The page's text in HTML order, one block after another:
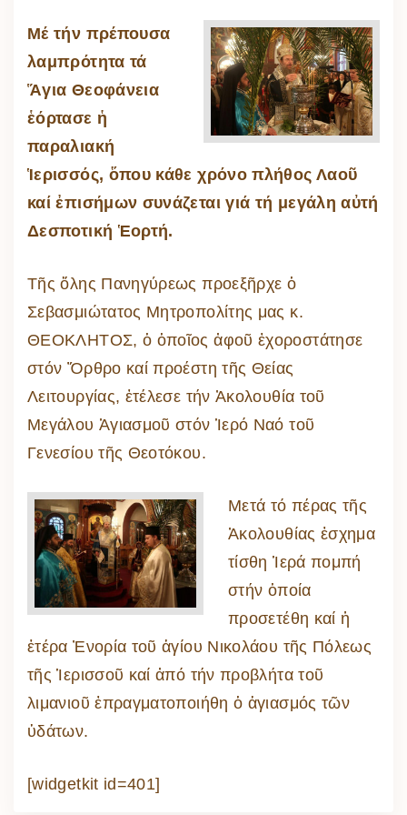
Μέ τήν πρέπουσα
λαμπρότητα τά
Ἅγια Θεοφάνεια
ἑόρτασε ἡ
παραλιακή
Ἱερισσός, ὅπου κάθε χρόνο πλήθος Λαοῦ
καί ἐπισήμων συνάζεται γιά τή μεγάλη αὐτή
Δεσποτική Ἑορτή.
Τῆς ὅλης Πανηγύρεως προεξῆρχε ὁ
Σεβασμιώτατος Μητροπολίτης μας κ.
ΘΕΟΚΛΗΤΟΣ, ὁ ὁποῖος ἀφοῦ ἐχοροστάτησε
στόν Ὄρθρο καί προέστη τῆς Θείας
Λειτουργίας, ἐτέλεσε τήν Ἀκολουθία τοῦ
Μεγάλου Ἁγιασμοῦ στόν Ἱερό Ναό τοῦ
Γενεσίου τῆς Θεοτόκου.
Μετά τό πέρας τῆς
Ἀκολουθίας ἐσχημα
τίσθη Ἱερά πομπή
στήν ὁποία
προσετέθη καί ἡ
ἑτέρα Ἐνορία τοῦ ἁγίου Νικολάου τῆς Πόλεως
τῆς Ἱερισσοῦ καί ἀπό τήν προβλήτα τοῦ
λιμανιοῦ ἐπραγματοποιήθη ὁ ἁγιασμός τῶν
ὑδάτων.
[widgetkit id=401]